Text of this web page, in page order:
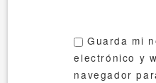
Guarda mi
electrónico y
navegador